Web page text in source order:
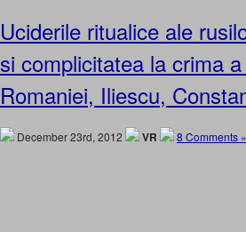
Uciderile ritualice ale
si complicitatea la crima
Romaniei, Iliescu,
December 23rd, 2012 VR 8 Comments »